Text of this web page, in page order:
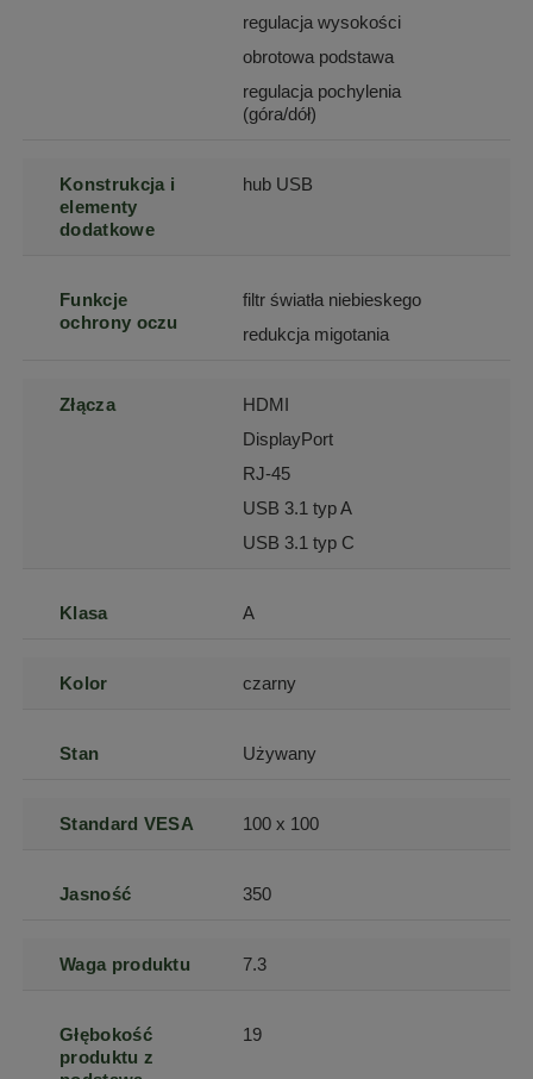
regulacja wysokości
obrotowa podstawa
regulacja pochylenia
(góra/dół)
Konstrukcja i
elementy
dodatkowe
hub USB
Funkcje
ochrony oczu
filtr światła niebieskego
redukcja migotania
Złącza
HDMI
DisplayPort
RJ-45
USB 3.1 typ A
USB 3.1 typ C
Klasa A
Kolor czarny
Stan Używany
Standard VESA 100 x 100
Jasność 350
Waga produktu 7.3
Głębokość
produktu z
19